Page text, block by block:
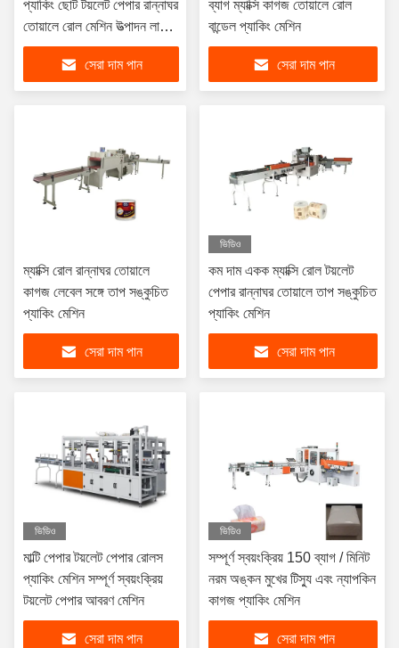
প্যাকিং ছোট টয়লেট পেপার রান্নাঘর
তোয়ালে রোল মেশিন উত্পাদন লাইন
দক্ষিণ আমেরিকার টিস্যু কাগজ
ব্যবসার জন্য সেরা দাম পান
ব্যাগ ম্যাক্সি কাগজ তোয়ালে রোল
বান্ডেল প্যাকিং মেশিন
সেরা দাম পান
ম্যাক্সি রোল রান্নাঘর তোয়ালে
কাগজ লেবেল সঙ্গে তাপ সঙ্কুচিত
প্যাকিং মেশিন
সেরা দাম পান
ভিডিও
কম দাম একক ম্যাক্সি রোল টয়লেট
পেপার রান্নাঘর তোয়ালে তাপ সঙ্কুচিত
প্যাকিং মেশিন
সেরা দাম পান
ভিডিও
মাল্টি পেপার টয়লেট পেপার রোলস
প্যাকিং মেশিন সম্পূর্ণ স্বয়ংক্রিয়
টয়লেট পেপার আবরণ মেশিন
সেরা দাম পান
ভিডিও
সম্পূর্ণ স্বয়ংক্রিয় 150 ব্যাগ / মিনিট
নরম অঙ্কন মুখের টিস্যু এবং ন্যাপকিন
কাগজ প্যাকিং মেশিন
সেরা দাম পান